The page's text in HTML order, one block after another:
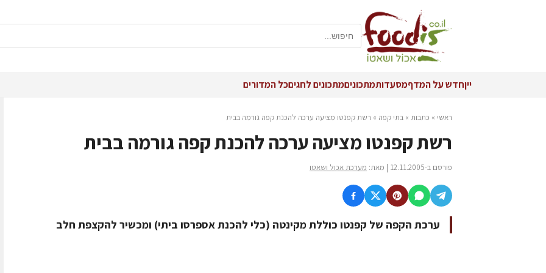
ייןחדש על המדףמסעדותמתכוניםמתכונים לחגיםכל המדורים
ראשי » כתבות » בתי קפה » רשת קפנטו מציעה ערכה להכנת קפה גורמה בבית
רשת קפנטו מציעה ערכה להכנת קפה גורמה בבית
פורסם ב-12.11.2005 | מאת: מערכת אכול ושאטו
ערכת הקפה של קפנטו כוללת מקינטה (כלי להכנת אספרסו ביתי) ומכשיר להקצפת חלב